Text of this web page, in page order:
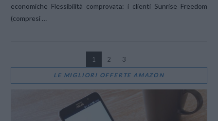
VIEW POST
economiche Flessibilità comprovata: i clienti Sunrise Freedom
(compresi …
1 2 3
LE MIGLIORI OFFERTE AMAZON